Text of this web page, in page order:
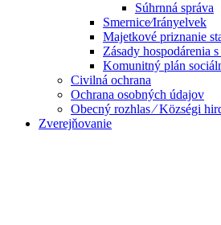
Súhrnná správa
Smernice⁄Irányelvek
Majetkové priznanie
Zásady hospodárenia
Komunitný plán
Civilná ochrana
Ochrana osobných údajov
Obecný rozhlas ⁄ Községi
Zverejňovanie